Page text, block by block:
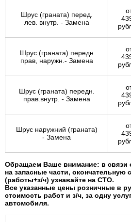
Шрус (граната) перед.
лев. внутр. - Замена
Шрус (граната) передн
прав, наружн.- Замена
Шрус (граната) передн.
прав.внутр. - Замена
Шрус наружний (граната)
- Замена
Обращаем Ваше внимание: в связи
на запасные части, окончательную
(работы+з/ч) узнавайте на СТО.
Все указанные цены розничные в
стоимость работ и з/ч, за одну
автомобиля.